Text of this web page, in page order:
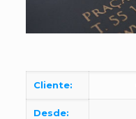
Cliente:
Desde: